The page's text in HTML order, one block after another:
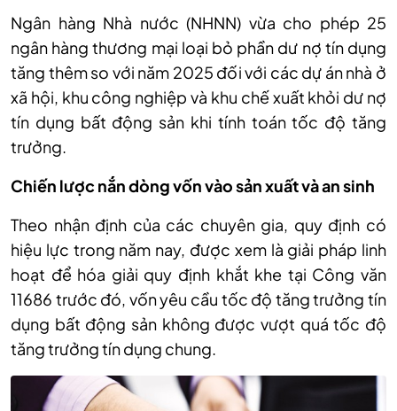
Ngân hàng Nhà nước (NHNN) vừa cho phép 25
ngân hàng thương mại loại bỏ phần dư nợ tín dụng
tăng thêm so với năm 2025 đối với các dự án nhà ở
xã hội, khu công nghiệp và khu chế xuất khỏi dư nợ
tín dụng bất động sản khi tính toán tốc độ tăng
trưởng.
Chiến lược nắn dòng vốn vào sản xuất và an sinh
Theo nhận định của các chuyên gia, quy định có
hiệu lực trong năm nay, được xem là giải pháp linh
hoạt để hóa giải quy định khắt khe tại Công văn
11686 trước đó, vốn yêu cầu tốc độ tăng trưởng tín
dụng bất động sản không được vượt quá tốc độ
tăng trưởng tín dụng chung.